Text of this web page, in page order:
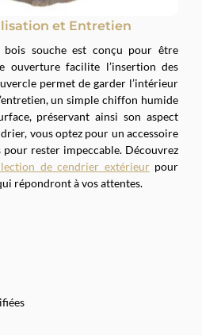
et Entretien
bois souche est conçu pour être
ouverture facilite l’insertion des
permet de garder l’intérieur
un simple chiffon humide
préservant ainsi son aspect
vous optez pour un accessoire
pour rester impeccable. Découvrez
de cendrier extérieurpour
répondront à vos attentes.